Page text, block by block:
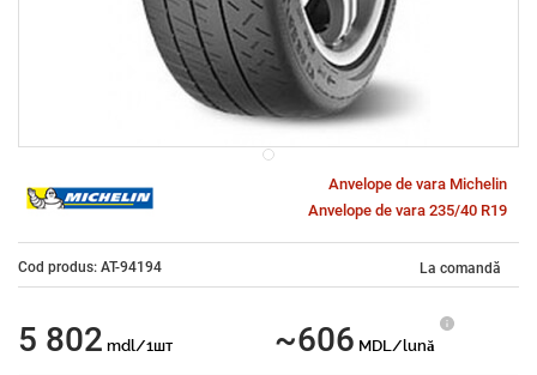
Anvelope de vara Michelin
Anvelope de vara 235/40 R19
Cod produs: AT-94194 La comandă
5 802 mdl/1шт ~606 MDL/lună